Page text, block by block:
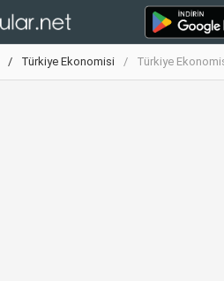
Türkiye Ekonomisi Türkiye